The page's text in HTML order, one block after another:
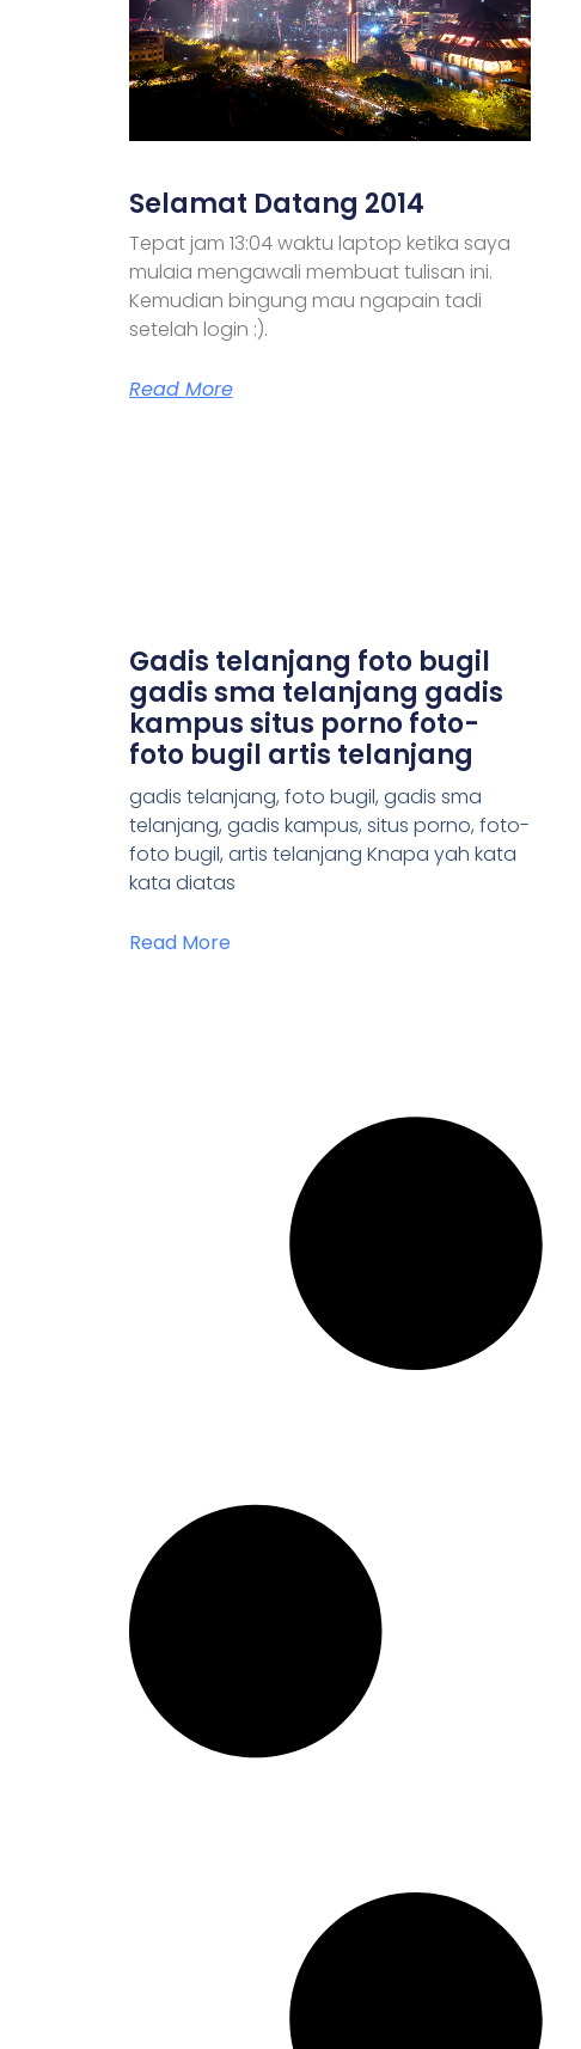
Selamat Datang 2014
Tepat jam 13:04 waktu laptop ketika saya
mulaia mengawali membuat tulisan ini.
Kemudian bingung mau ngapain tadi
setelah login :).
Read More
Gadis telanjang foto bugil
gadis sma telanjang gadis
kampus situs porno foto-
foto bugil artis telanjang
gadis telanjang, foto bugil, gadis sma
telanjang, gadis kampus, situs porno, foto-
foto bugil, artis telanjang Knapa yah kata
kata diatas
Read More